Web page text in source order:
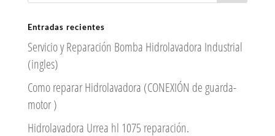
Entradas recientes
Servicio y Reparación Bomba Hidrolavadora Industrial
(ingles)
Como reparar Hidrolavadora (CONEXIÓN de guarda-
motor )
Hidrolavadora Urrea hl 1075 reparación.